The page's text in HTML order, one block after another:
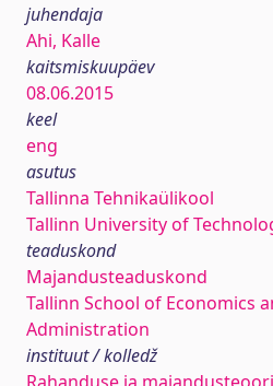
juhendaja
Ahi, Kalle
kaitsmiskuupäev
08.06.2015
keel
eng
asutus
Tallinna Tehnikaülikool
Tallinn University of
teaduskond
Majandusteaduskond
Tallinn School of Economics
Administration
instituut / kolledž